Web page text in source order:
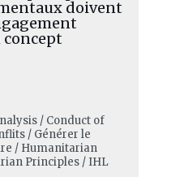
doivent
/ Conduct of
/ Générer le
/ Humanitarian
Principles / IHL